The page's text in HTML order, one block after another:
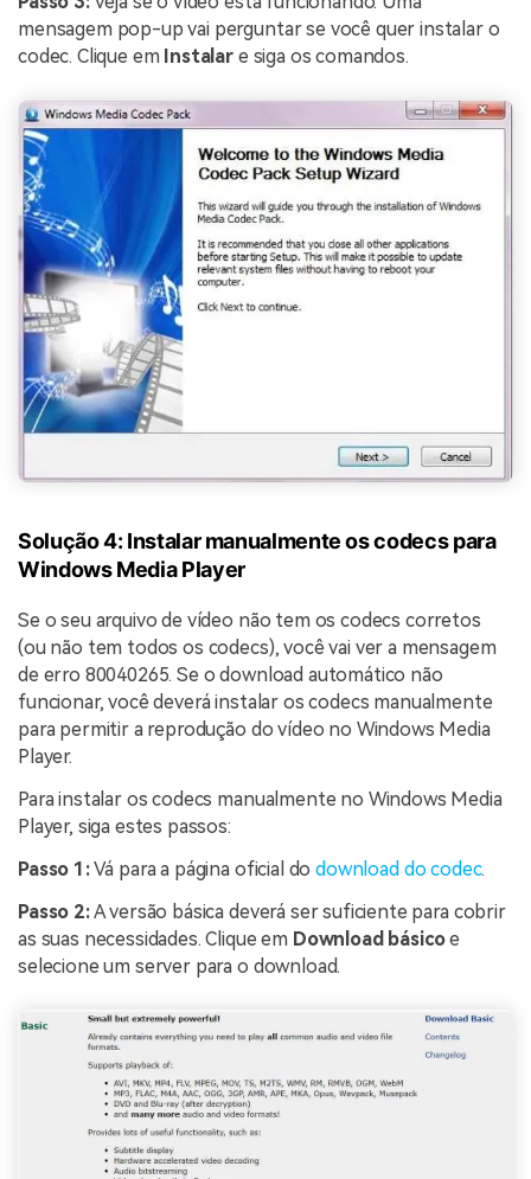
mensagem pop-up vai perguntar se você quer instalar o
codec. Clique em Instalar e siga os comandos.
Solução 4: Instalar manualmente os codecs para
Windows Media Player
Se o seu arquivo de vídeo não tem os codecs corretos
(ou não tem todos os codecs), você vai ver a mensagem
de erro 80040265. Se o download automático não
funcionar, você deverá instalar os codecs manualmente
para permitir a reprodução do vídeo no Windows Media
Player.
Para instalar os codecs manualmente no Windows Media
Player, siga estes passos:
Passo 1:Vá para a página oficial dodownload do codec.
Passo 2:A versão básica deverá ser suficiente para cobrir
as suas necessidades. Clique em Download básicoe
selecione um server para o download.